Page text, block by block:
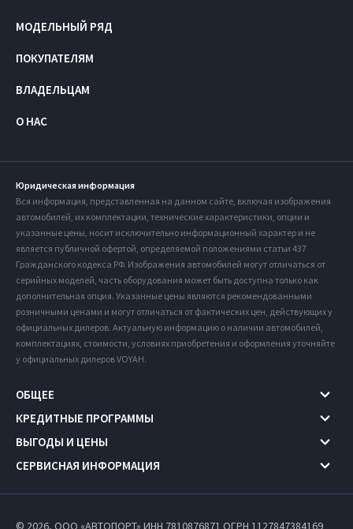
МОДЕЛЬНЫЙ РЯД
ПОКУПАТЕЛЯМ
ВЛАДЕЛЬЦАМ
О НАС
Юридическая информация
Вся информация, представленная на данном сайте, включая изображения
автомобилей, их комплектации, технические характеристики, опции и
указанные цены, носит исключительно информационный характер и не
является публичной офертой, определяемой положениями статьи 437
Гражданского кодекса РФ. Изображения автомобилей могут отличаться от
серийных моделей, часть оборудования может быть доступна только как
дополнительная опция. Указанные цены являются рекомендованными
розничными ценами и могут отличаться от фактических цен, действующих у
официальных дилеров. Актуальную информацию о наличии автомобилей,
комплектациях, стоимости, условиях приобретения и оформления уточняйте
у официальных дилеров VOYAH.
ОБЩЕЕ
КРЕДИТНЫЕ ПРОГРАММЫ
ВЫГОДЫ И ЦЕНЫ
СЕРВИСНАЯ ИНФОРМАЦИЯ
© 2026, ООО «АВТОПОРТ» ИНН 7810876871 ОГРН 1127847384169